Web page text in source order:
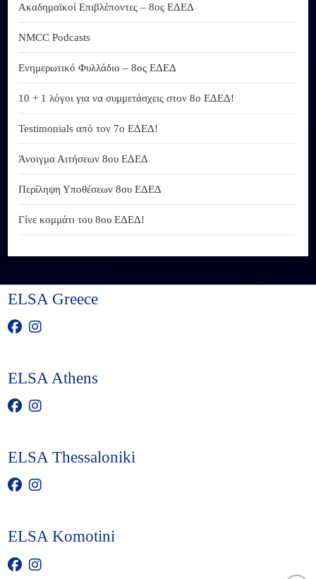
Ακαδημαϊκοί Επιβλέποντες – 8ος ΕΔΕΔ
NMCC Podcasts
Ενημερωτικό Φυλλάδιο – 8ος ΕΔΕΔ
10 + 1 λόγοι για να συμμετάσχεις στον 8ο ΕΔΕΔ!
Testimonials από τον 7ο ΕΔΕΔ!
Άνοιγμα Αιτήσεων 8ου ΕΔΕΔ
Περίληψη Υποθέσεων 8ου ΕΔΕΔ
Γίνε κομμάτι του 8ου ΕΔΕΔ!
ELSA Greece
ELSA Athens
ELSA Thessaloniki
ELSA Komotini